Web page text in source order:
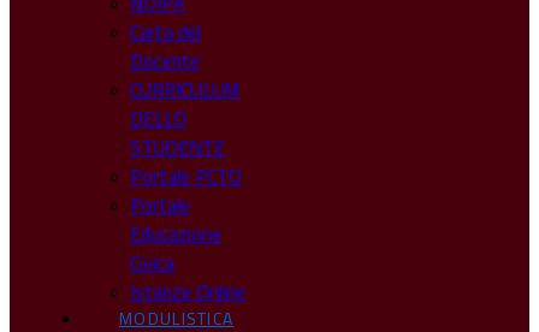
Carta del
Docente
CURRICULUM
DELLO
STUDENTE
Portale PCTO
Portale
Educazione
Civica
Istanze Online
MODULISTICA